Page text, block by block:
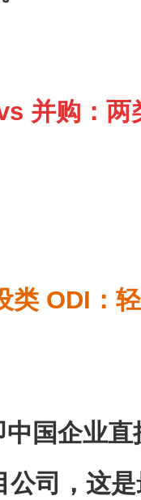
并购：两
类 ODI：
国企业
公司，这